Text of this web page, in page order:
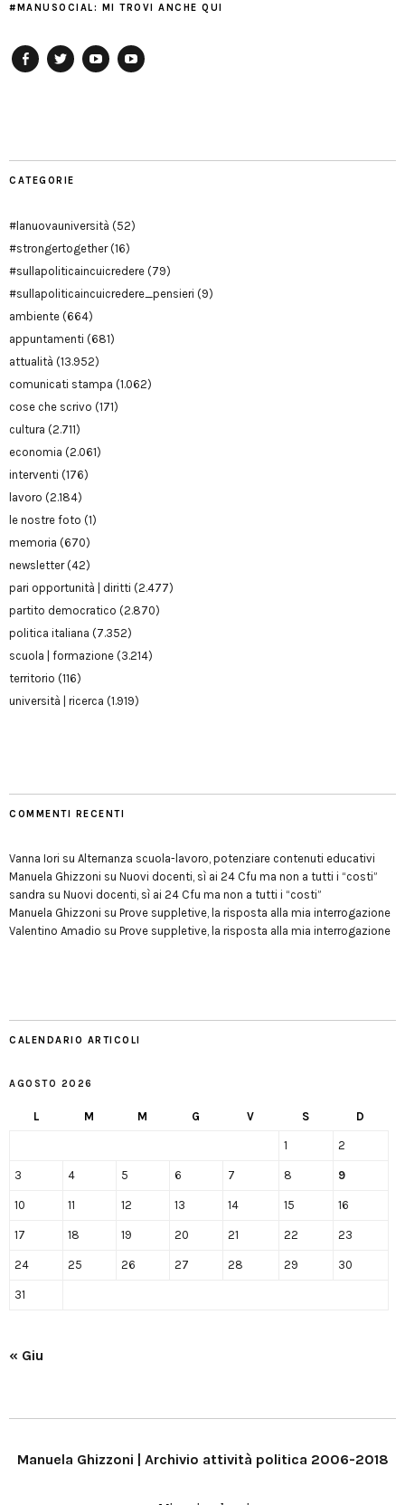
#MANUSOCIAL: MI TROVI ANCHE QUI
CATEGORIE
#lanuovauniversità (52)
#strongertogether(16)
#sullapoliticaincuicredere (79)
#sullapoliticaincuicredere_pensieri (9)
ambiente (664)
appuntamenti (681)
attualità (13.952)
comunicati stampa (1.062)
cose che scrivo (171)
cultura (2.711)
economia (2.061)
interventi (176)
lavoro (2.184)
le nostre foto (1)
memoria (670)
newsletter(42)
pari opportunità | diritti (2.477)
partito democratico (2.870)
politica italiana (7.352)
scuola | formazione (3.214)
territorio (116)
università | ricerca (1.919)
COMMENTI RECENTI
Vanna Iori su Alternanza scuola-lavoro, potenziare contenuti educativi
Manuela Ghizzoni su Nuovi docenti, sì ai 24 Cfu ma non a tutti i “costi”
sandra su Nuovi docenti, sì ai 24 Cfu ma non a tutti i “costi”
Manuela Ghizzoni su Prove suppletive, la risposta alla mia interrogazione
Valentino Amadio su Prove suppletive, la risposta alla mia interrogazione
CALENDARIO ARTICOLI
AGOSTO 2026
L M M G V S D
1 2
3 4 5 6 7 8 9
10 11 12 13 14 15 16
17 18 19 20 21 22 23
24 25 26 27 28 29 30
31
« Giu
Manuela Ghizzoni | Archivio attività politica 2006-2018